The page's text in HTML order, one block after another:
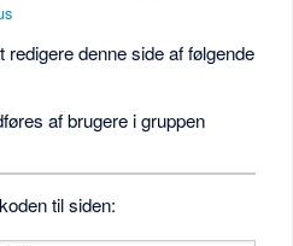
redigere denne side af følgende
af brugere i gruppen
til siden: